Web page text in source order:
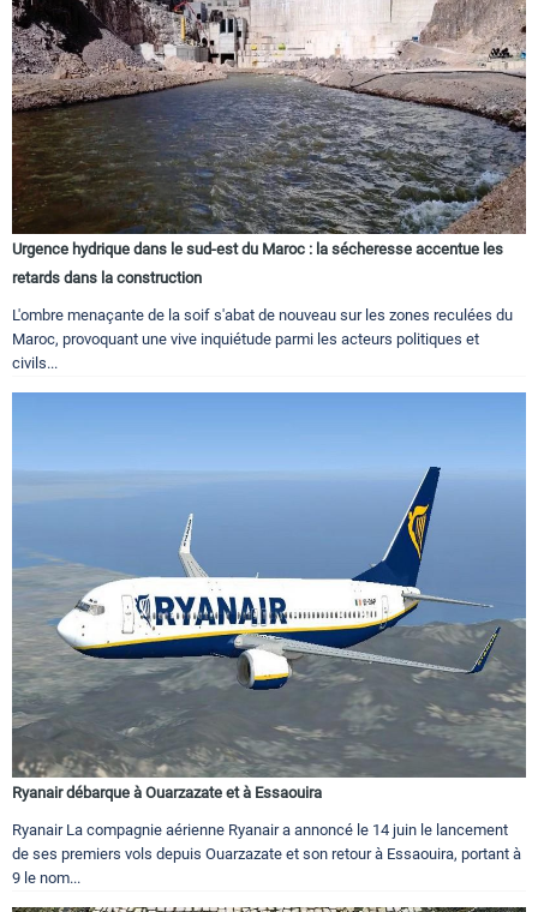
Urgence hydrique dans le sud-est du Maroc : la sécheresse accentue les
retards dans la construction
L'ombre menaçante de la soif s'abat de nouveau sur les zones reculées du
Maroc, provoquant une vive inquiétude parmi les acteurs politiques et
civils...
Ryanair débarque à Ouarzazate et à Essaouira
Ryanair La compagnie aérienne Ryanair a annoncé le 14 juin le lancement
de ses premiers vols depuis Ouarzazate et son retour à Essaouira, portant à
9 le nom...